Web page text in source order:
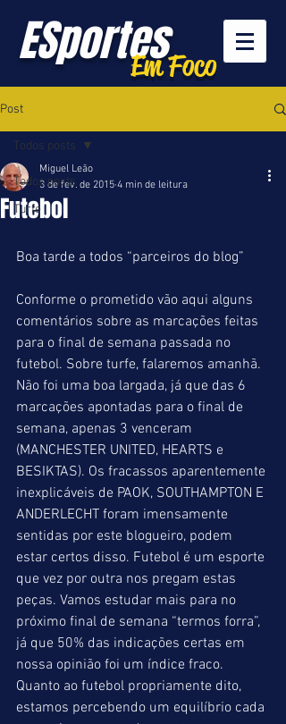
ESportesEm Foco
Post
Todos posts
Turfe
Todos posts
Futebol
Miguel Leão
3 de fev. de 2015 4 min de leitura
Boa tarde a todos “parceiros do blog”
Conforme o prometido vão aqui alguns
comentários sobre as marcações feitas
para o final de semana passada no
futebol. Sobre turfe, falaremos amanhã.
Não foi uma boa largada, já que das 6
marcações apontadas para o final de
semana, apenas 3 venceram
(MANCHESTER UNITED, HEARTS e
BESIKTAS). Os fracassos aparentemente
inexplicáveis de PAOK, SOUTHAMPTON E
ANDERLECHT foram imensamente
sentidas por este blogueiro, podem
estar certos disso. Futebol é um esporte
que vez por outra nos pregam estas
peças. Vamos estudar mais para no
próximo final de semana “termos forra”,
já que 50% das indicações certas em
nossa opinião foi um índice fraco.
Quanto ao futebol propriamente dito,
estamos percebendo um equilíbrio cada